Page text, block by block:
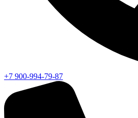
+7 900-994-79-87